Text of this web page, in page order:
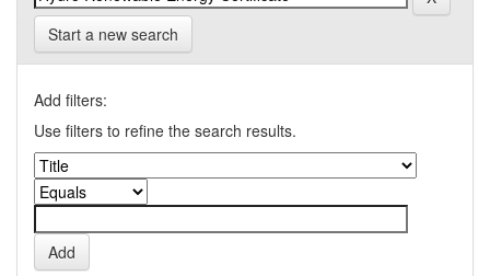
Start a new search
Add filters:
Use filters to refine the search results.